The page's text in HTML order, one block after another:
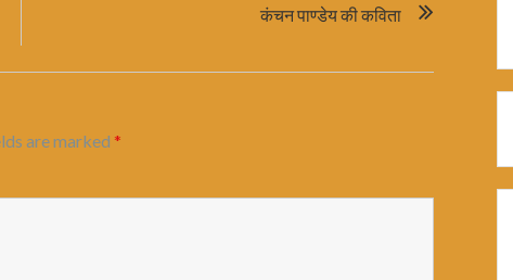
कंचन पाण्डेय की कविता
are marked *